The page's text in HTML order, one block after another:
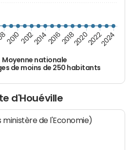
Moyenne nationale
de moins de 250 habitants
20102012201420162018202020222024
d'Houéville
ministère de l'Economie)